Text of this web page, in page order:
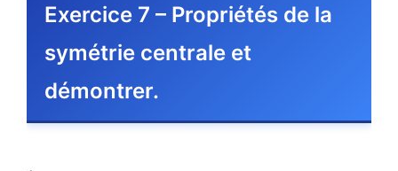
Exercice 7 – Propriétés de la
symétrie centrale et
démontrer.